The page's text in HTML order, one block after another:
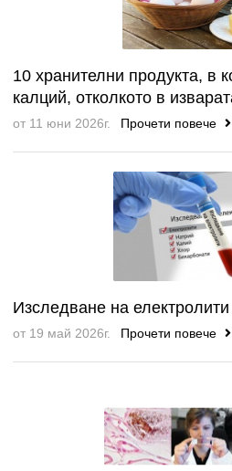
10 хранителни продукта, в
калций, отколкото в
от 11 юни 2026г. Прочети повече
Изследване на електролити
от 19 май 2026г. Прочети повече